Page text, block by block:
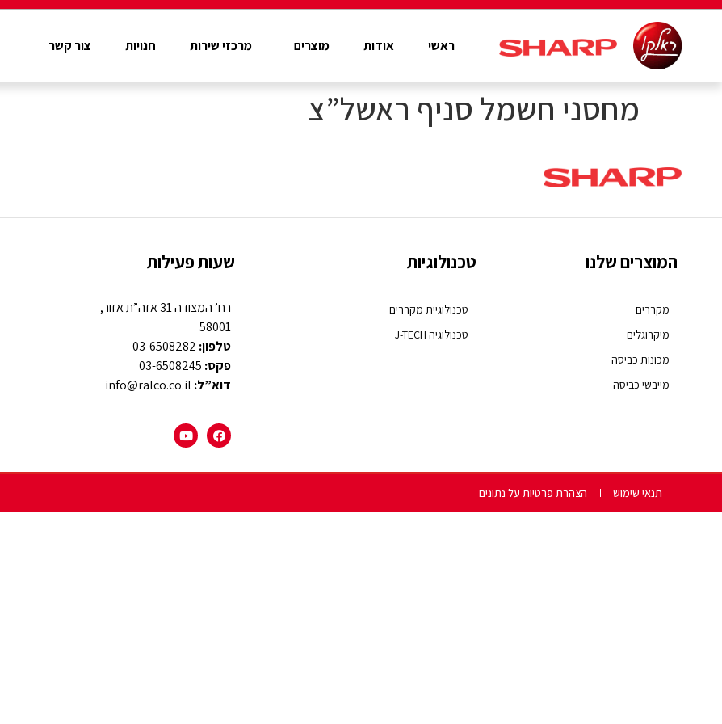
ראשי אודות מוצרים מרכזי שירות חנויות צור קשר
מחסני חשמל סניף ראשל”צ
המוצרים שלנו
מקררים
מיקרוגלים
מכונות כביסה
מייבשי כביסה
טכנולוגיות
טכנולוגיית מקררים
טכנולוגיה J-TECH
שעות פעילות
רח’ המצודה 31 אזה”ת אזור,
58001
טלפון:
פקס:
דוא”ל:
תנאי שימוש הצהרת פרטיות על נתונים